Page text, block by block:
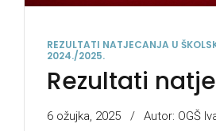
REZULTATI NATJECANJA U
2024./2025.
Rezultati
6 ožujka, 2025 Autor: OGŠ